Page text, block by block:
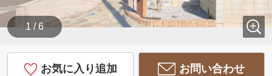
1 / 6
お気に入り追加 お問い合わせ